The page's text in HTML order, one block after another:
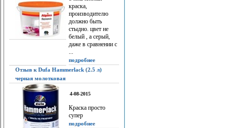
краска,
производителю
должно быть
стыдно. цвет не
белый , а серый,
даже в сравнении с
...
подробнее
Отзыв к Dufa Hammerlack (2.5 л)
черная молотковая
4-08-2015
Краска просто
супер
подробнее